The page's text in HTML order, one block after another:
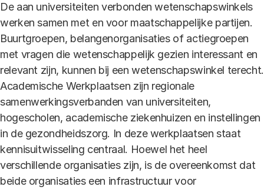
De aan universiteiten verbonden wetenschapswinkels
werken samen met en voor maatschappelijke partijen.
Buurtgroepen, belangenorganisaties of actiegroepen
met vragen die wetenschappelijk gezien interessant en
relevant zijn, kunnen bij een wetenschapswinkel terecht.
Academische Werkplaatsen zijn regionale
samenwerkingsverbanden van universiteiten,
hogescholen, academische ziekenhuizen en instellingen
in de gezondheidszorg. In deze werkplaatsen staat
kennisuitwisseling centraal. Hoewel het heel
verschillende organisaties zijn, is de overeenkomst dat
beide organisaties een infrastructuur voor